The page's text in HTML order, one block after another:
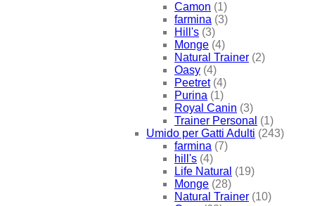
Camon (1)
farmina (3)
Hill's (3)
Monge (4)
Natural Trainer (2)
Oasy (4)
Peetret (4)
Purina (1)
Royal Canin (3)
Trainer Personal (1)
Umido per Gatti Adulti (243)
farmina (7)
hill's (4)
Life Natural (19)
Monge (28)
Natural Trainer (10)